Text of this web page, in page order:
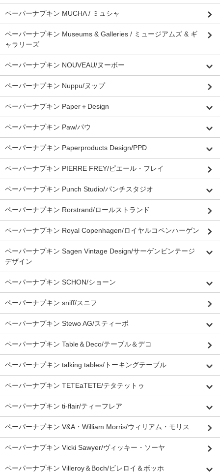
ペーパーナプキン MUCHA / ミュシャ
ペーパーナプキン Museums & Galleries / ミュージアムズ & ギ
ャラリーズ
ペーパーナプキン NOUVEAU/ヌーボー
ペーパーナプキン Nuppu/ヌップ
ペーパーナプキン Paper＋Design
ペーパーナプキン Paw/パウ
ペーパーナプキン Paperproducts Design/PPD
ペーパーナプキン PIERRE FREY/ピエール・フレイ
ペーパーナプキン Punch Studio/パンチスタジオ
ペーパーナプキン Rorstrand/ロールストランド
ペーパーナプキン Royal Copenhagen/ロイヤルコペンハーゲン
ペーパーナプキン Sagen Vintage Design/サーゲンビンテージ
デザイン
ペーパーナプキン SCHON/ショーン
ペーパーナプキン sniff/スニフ
ペーパーナプキン Stewo AG/スティーボ
ペーパーナプキン Table＆Deco/テーブル＆デコ
ペーパーナプキン talking tables/トーキングテーブル
ペーパーナプキン TETEaTETE/テタテットゥ
ペーパーナプキン ti-flair/ティーフレア
ペーパーナプキン V&A・William Morris/ウィリアム・モリス
ペーパーナプキン Vicki Sawyer/ヴィッキー・ソーヤ
ペーパーナプキン Villeroy＆Boch/ビレロイ＆ボッホ